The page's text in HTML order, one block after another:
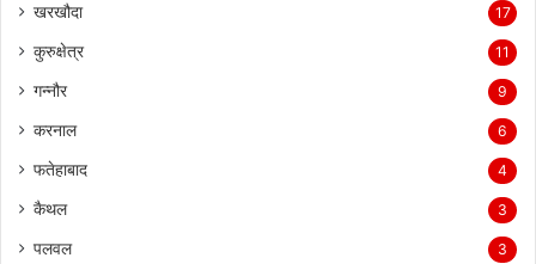
खरखौदा 17
कुरुक्षेत्र 11
गन्नौर 9
करनाल 6
फतेहाबाद 4
कैथल 3
पलवल 3